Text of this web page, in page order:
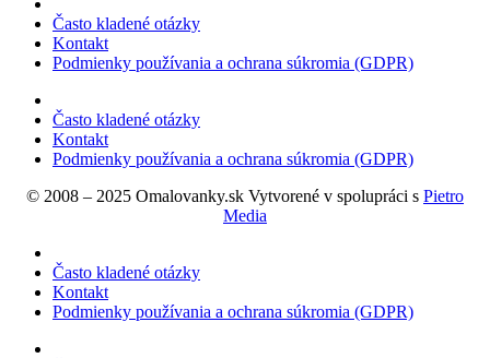
Často kladené otázky
Kontakt
Podmienky používania a ochrana súkromia (GDPR)
Často kladené otázky
Kontakt
Podmienky používania a ochrana súkromia (GDPR)
© 2008 – 2025 Omalovanky.sk Vytvorené v spolupráci s Pietro
Media
Často kladené otázky
Kontakt
Podmienky používania a ochrana súkromia (GDPR)